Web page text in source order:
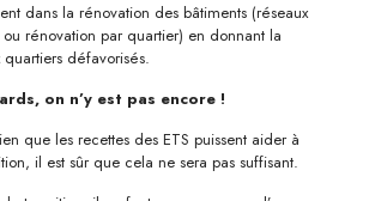
dans la rénovation des bâtiments (réseaux
rénovation par quartier) en donnant la
défavorisés.
on n’y est pas encore !
que les recettes des ETS puissent aider à
il est sûr que cela ne sera pas suffisant.